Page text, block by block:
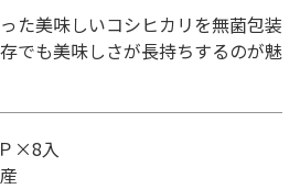
た美味しいコシヒカリを無菌包装
でも美味しさが長持ちするのが魅
×8入